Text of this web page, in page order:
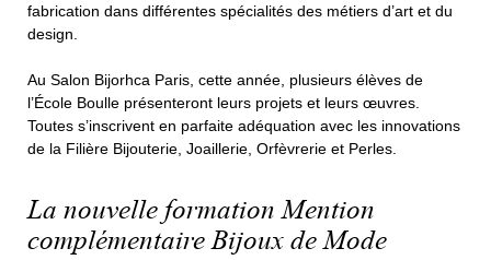
fabrication dans différentes spécialités des métiers d’art et du
design.
Au Salon Bijorhca Paris, cette année, plusieurs élèves de
l’École Boulle présenteront leurs projets et leurs œuvres.
Toutes s’inscrivent en parfaite adéquation avec les innovations
de la Filière Bijouterie, Joaillerie, Orfèvrerie et Perles.
La nouvelle formation Mention
complémentaire Bijoux de Mode